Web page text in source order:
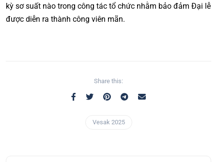
kỳ sơ suất nào trong công tác tổ chức nhằm bảo đảm Đại lễ
được diễn ra thành công viên mãn.
Share this:
Vesak 2025